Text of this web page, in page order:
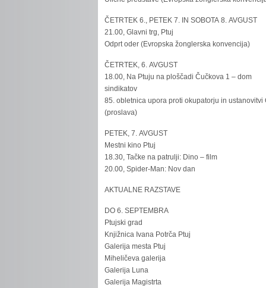
ČETRTEK 6., PETEK 7. IN SOBOTA 8. AVGUST
21.00, Glavni trg, Ptuj
Odprt oder (Evropska žonglerska konvencija)
ČETRTEK, 6. AVGUST
18.00, Na Ptuju na ploščadi Čučkova 1 – dom
sindikatov
85. obletnica upora proti okupatorju in ustanovitvi
(proslava)
PETEK, 7. AVGUST
Mestni kino Ptuj
18.30, Tačke na patrulji: Dino – film
20.00, Spider-Man: Nov dan
AKTUALNE RAZSTAVE
DO 6. SEPTEMBRA
Ptujski grad
Knjižnica Ivana Potrča Ptuj
Galerija mesta Ptuj
Miheličeva galerija
Galerija Luna
Galerija Magistrta